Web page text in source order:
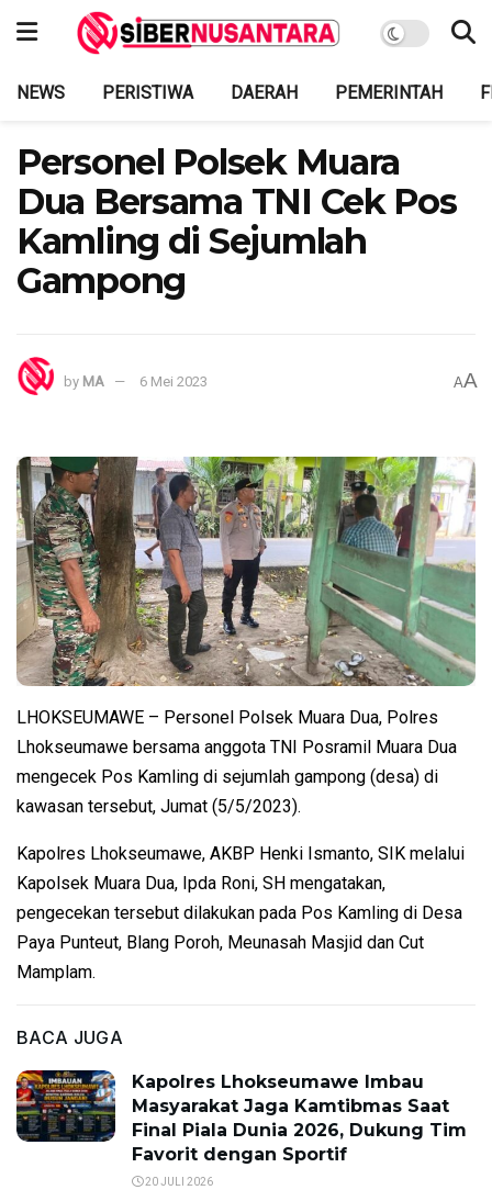
NEWS PERISTIWA DAERAH PEMERINTAH
Personel Polsek Muara
Dua Bersama TNI Cek Pos
Kamling di Sejumlah
Gampong
by MA 6 Mei 2023 AA
LHOKSEUMAWE – Personel Polsek Muara Dua, Polres
Lhokseumawe bersama anggota TNI Posramil Muara Dua
mengecek Pos Kamling di sejumlah gampong (desa) di
kawasan tersebut, Jumat (5/5/2023).
Kapolres Lhokseumawe, AKBP Henki Ismanto, SIK melalui
Kapolsek Muara Dua, Ipda Roni, SH mengatakan,
pengecekan tersebut dilakukan pada Pos Kamling di Desa
Paya Punteut, Blang Poroh, Meunasah Masjid dan Cut
Mamplam.
BACA JUGA
Kapolres Lhokseumawe Imbau
Masyarakat Jaga Kamtibmas Saat
Final Piala Dunia 2026, Dukung Tim
Favorit dengan Sportif
20 JULI 2026